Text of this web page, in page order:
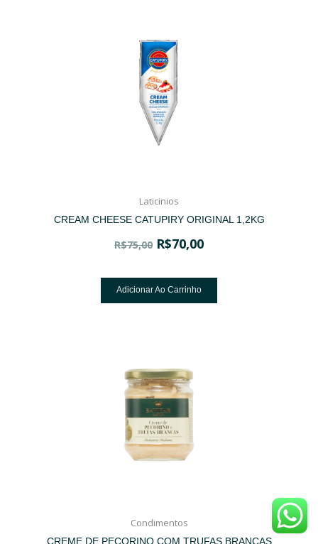
Laticinios
CREAM CHEESE CATUPIRY ORIGINAL 1,2KG
R$75,00 R$70,00
Adicionar Ao Carrinho
Condimentos
CREME DE PECORINO COM TRUFAS BRANCAS